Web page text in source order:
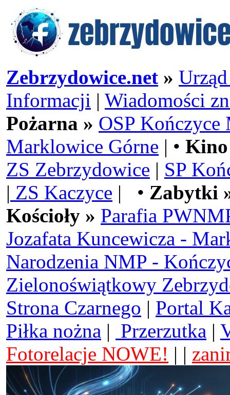
Zebrzydowice.net »
Informacji | Wiadomości
Pożarna » OSP Kończyce
Marklowice Górne | •
ZS Zebrzydowice | SP
| ZS Kaczyce | • Zabytki
Kościoły » Parafia
Jozafata Kuncewicza -
Narodzenia NMP -
Zielonoświątkowy
Strona Czarnego | Portal
Piłka nożna | Przerzutka |
Fotorelacje NOWE! | |